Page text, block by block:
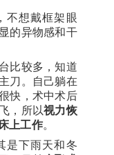
不想戴框架眼
的异物感和干
比较多，知道
刀。自己躺在
快，术中术后
，所以视力恢
上工作。
是下雨天和冬